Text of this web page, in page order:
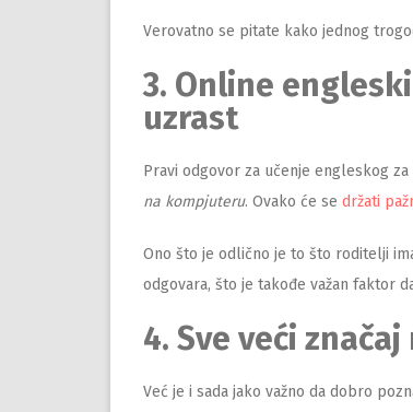
Verovatno se pitate kako jednog
3. Online
uzrast
Pravi odgovor za učenje engleskog
na kompjuteru. Ovako će se držati
Ono što je odlično je to što roditelji
odgovara, što je takođe važan faktor
4. Sve veći
Već je i sada jako važno da dobro